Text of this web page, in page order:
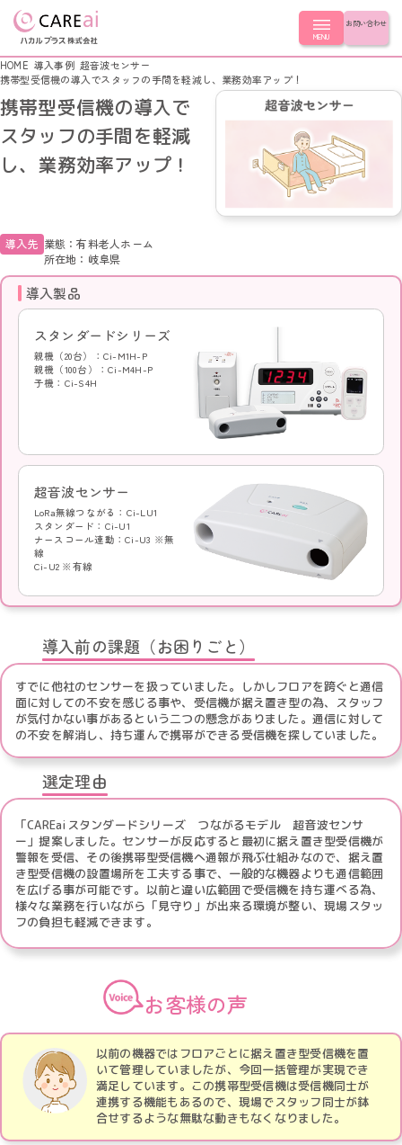
製品を探す
製品を探す
スタンダードシリーズ つながるモデル
ナースコール連動シリーズ
簡易ナースコール LoRa無線コール
簡易ナースコール コンセントコール
ふむふむセンサー
起き上がりセンサー
コールスイッチ
徘徊キャッチ
導入事例
LoRa無線つながるシリーズ
スタンダードシリーズ
ナースコール連動シリーズ
簡易ナースコール
ふむふむセンサー
超音波センサー
起き上がりセンサー
コールスイッチ
はじめての方へ
会社情報
会社情報
会社概要
MENU
お問い合わせ
HOME 導入事例 超音波センサー
携帯型受信機の導入でスタッフの手間を軽減し、業務効率アップ！
携帯型受信機の導入で
スタッフの手間を軽減
し、業務効率アップ！
導入先 業態：有料老人ホーム
所在地：岐阜県
導入製品
スタンダードシリーズ
親機（20台）：Ci-M1H-P
親機（100台）：Ci-M4H-P
子機：Ci-S4H
超音波センサー
LoRa無線つながる：Ci-LU1
スタンダード：Ci-U1
ナースコール連動：Ci-U3 ※無
線
Ci-U2 ※有線
導入前の課題（お困りごと）
すでに他社のセンサーを扱っていました。しかしフロアを跨ぐと通信
面に対しての不安を感じる事や、受信機が据え置き型の為、スタッフ
が気付かない事があるという二つの懸念がありました。通信に対して
の不安を解消し、持ち運んで携帯ができる受信機を探していました。
選定理由
「CAREaiスタンダードシリーズ つながるモデル 超音波センサ
ー」提案しました。センサーが反応すると最初に据え置き型受信機が
警報を受信、その後携帯型受信機へ通報が飛ぶ仕組みなので、据え置
き型受信機の設置場所を工夫する事で、一般的な機器よりも通信範囲
を広げる事が可能です。以前と違い広範囲で受信機を持ち運べる為、
様々な業務を行いながら「見守り」が出来る環境が整い、現場スタッ
フの負担も軽減できます。
お客様の声
以前の機器ではフロアごとに据え置き型受信機を置
いて管理していましたが、今回一括管理が実現でき
満足しています。この携帯型受信機は受信機同士が
連携する機能もあるので、現場でスタッフ同士が鉢
合せするような無駄な動きもなくなりました。